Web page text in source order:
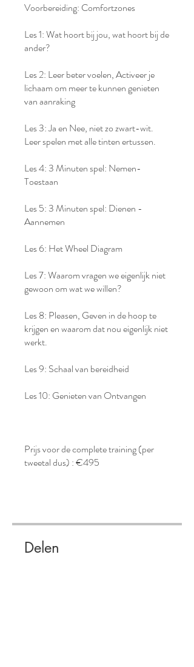
Voorbereiding: Comfortzones
Les 1: Wat hoort bij jou, wat hoort bij de
ander?
Les 2: Leer beter voelen, Activeer je
lichaam om meer te kunnen genieten
van aanraking
Les 3: Ja en Nee, niet zo zwart-wit.
Leer spelen met alle tinten ertussen.
Les 4: 3 Minuten spel: Nemen-
Toestaan
Les 5: 3 Minuten spel: Dienen -
Aannemen
Les 6: Het Wheel Diagram
Les 7: Waarom vragen we eigenlijk niet
gewoon om wat we willen?
Les 8: Pleasen, Geven in de hoop te
krijgen en waarom dat nou eigenlijk niet
werkt.
Les 9: Schaal van bereidheid
Les 10: Genieten van Ontvangen
Prijs voor de complete training (per
tweetal dus) : €495
Delen